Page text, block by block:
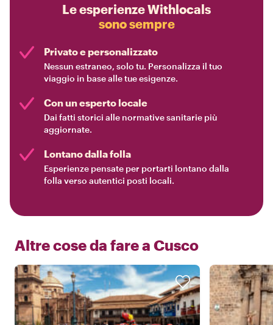
Le esperienze Withlocals
sono sempre
Privato e personalizzato
Nessun estraneo, solo tu. Personalizza il tuo
viaggio in base alle tue esigenze.
Con un esperto locale
Dai fatti storici alle normative sanitarie più
aggiornate.
Lontano dalla folla
Esperienze pensate per portarti lontano dalla
folla verso autentici posti locali.
Altre cose da fare a Cusco